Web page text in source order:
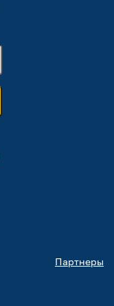
Партнеры